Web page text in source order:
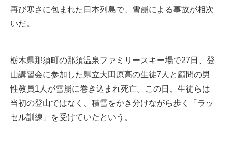
再び寒さに包まれた日本列島で、雪崩による事故が相次
いだ。
栃木県那須町の那須温泉ファミリースキー場で27日、登
山講習会に参加した県立大田原高の生徒7人と顧問の男
性教員1人が雪崩に巻き込まれ死亡。この日、生徒らは
当初の登山ではなく、積雪をかき分けながら歩く「ラッ
セル訓練」を受けていたという。